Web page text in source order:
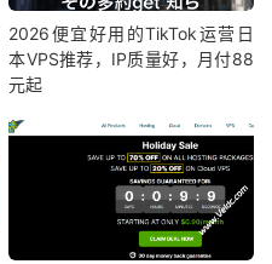
2026便宜好用的TikTok运营日
本VPS推荐，IP质量好，月付88
元起